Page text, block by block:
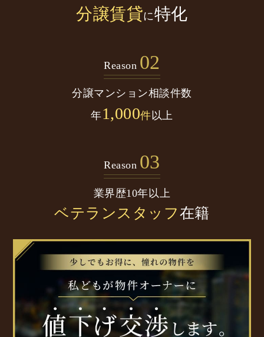
分譲賃貸に特化
Reason 02
分譲マンション相談件数
年1,000件以上
Reason 03
業界歴10年以上
ベテランスタッフ在籍